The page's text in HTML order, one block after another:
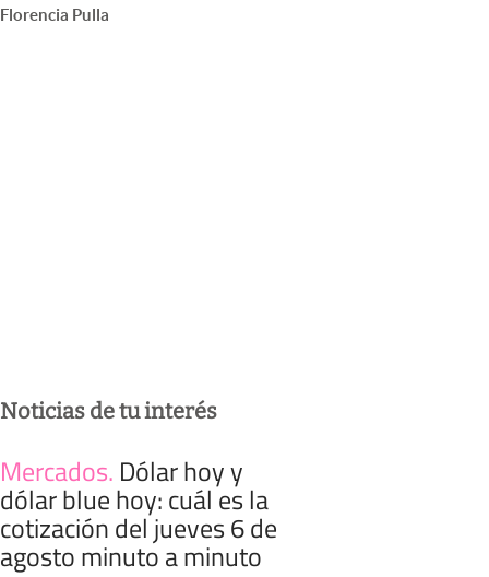
Florencia Pulla
Noticias de tu interés
Mercados. Dólar hoy y
dólar blue hoy: cuál es la
cotización del jueves 6 de
agosto minuto a minuto